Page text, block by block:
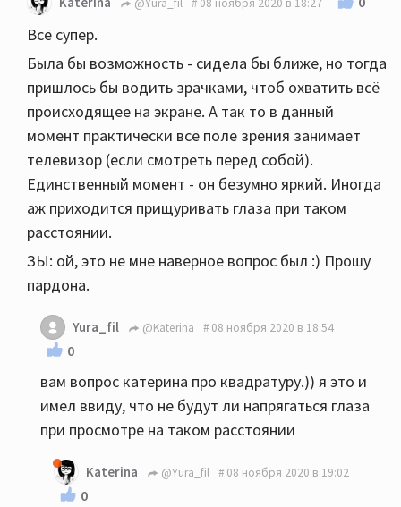
Всё супер.
Была бы возможность - сидела бы ближе, но тогда
пришлось бы водить зрачками, чтоб охватить всё
происходящее на экране. А так то в данный
момент практически всё поле зрения занимает
телевизор (если смотреть перед собой).
Единственный момент - он безумно яркий. Иногда
аж приходится прищуривать глаза при таком
расстоянии.
ЗЫ: ой, это не мне наверное вопрос был :) Прошу
пардона.
Yura_fil @Katerina 08 ноября 2020 в 18:54
0
вам вопрос катерина про квадратуру.)) я это и
имел ввиду, что не будут ли напрягаться глаза
при просмотре на таком расстоянии
Katerina @Yura_fil 08 ноября 2020 в 19:02
0